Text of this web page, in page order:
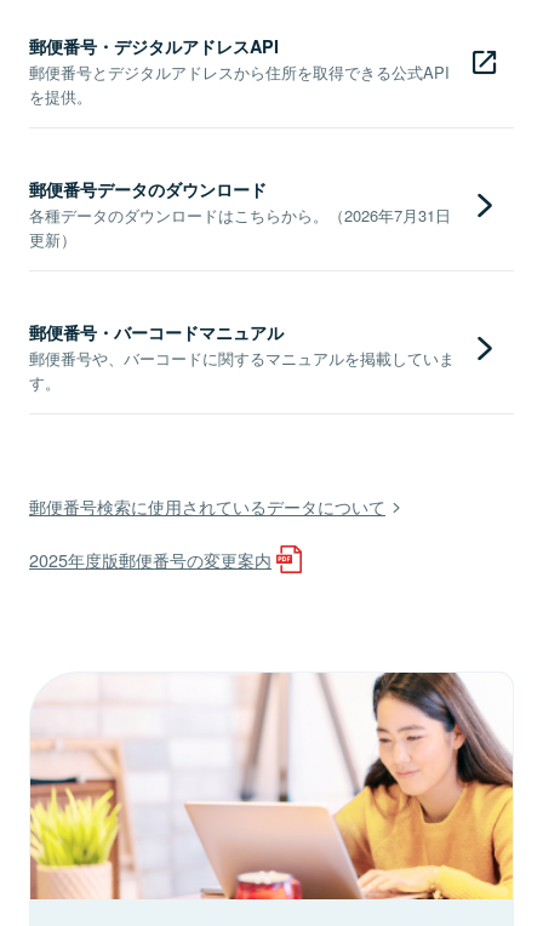
郵便番号・デジタルアドレスAPI
郵便番号とデジタルアドレスから住所を取得できる公式API
を提供。
郵便番号データのダウンロード
各種データのダウンロードはこちらから。（2026年7月31日
更新）
郵便番号・バーコードマニュアル
郵便番号や、バーコードに関するマニュアルを掲載していま
す。
郵便番号検索に使用されているデータについて
2025年度版郵便番号の変更案内